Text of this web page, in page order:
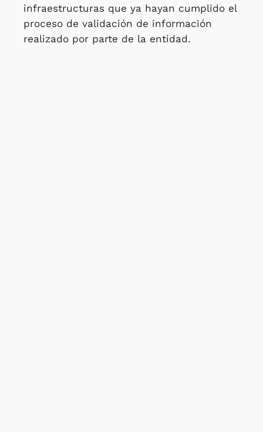
infraestructuras que ya hayan cumplido el
proceso de validación de información
realizado por parte de la entidad.